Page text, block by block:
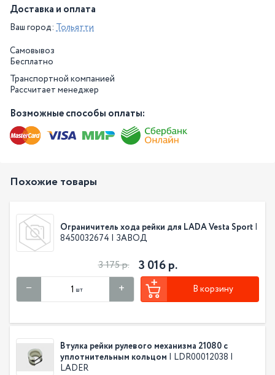
Доставка и оплата
Ваш город: Тольятти
Самовывоз
Бесплатно
Транспортной компанией
Рассчитает менеджер
Возможные способы оплаты:
Похожие товары
Ограничитель хода рейки для LADA Vesta Sport |
8450032674 | ЗАВОД
3 175 р. 3 016 р.
шт В корзину
Втулка рейки рулевого механизма 21080 с
уплотнительным кольцом | LDR00012038 |
LADER